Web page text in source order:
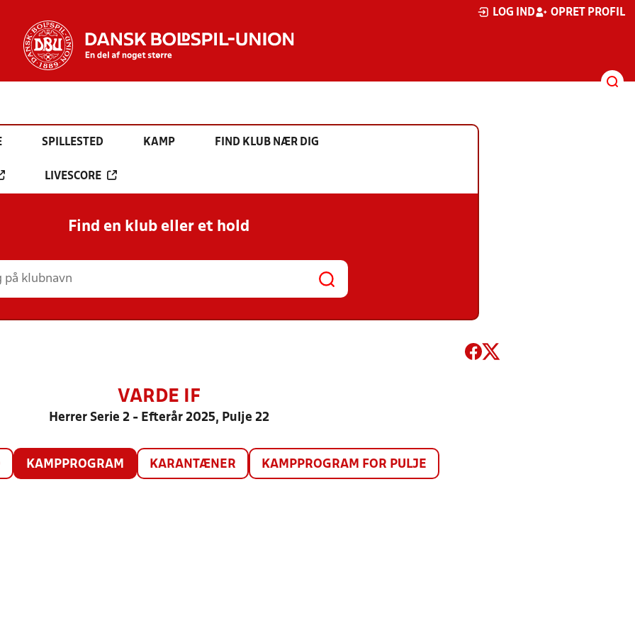
LOG IND OPRET PROFIL
SPILLESTED KAMP FIND KLUB NÆR DIG
LIVESCORE
Find en klub eller et hold
VARDE IF
Herrer Serie 2 - Efterår 2025, Pulje 22
KAMPPROGRAM KARANTÆNER KAMPPROGRAM FOR PULJE